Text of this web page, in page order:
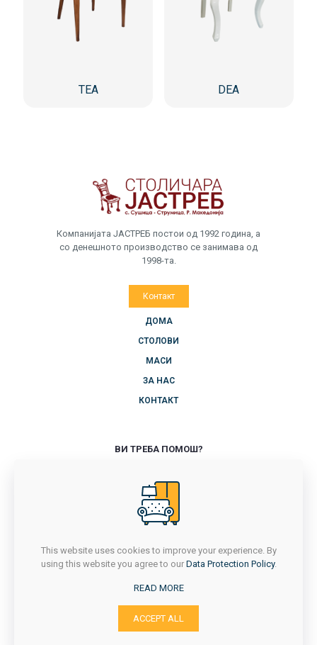
TEA DEA
Компанијата ЈАСТРЕБ постои од 1992 година, а
со денешното производство се занимава од
1998-та.
Контакт
ДОМА
СТОЛОВИ
МАСИ
ЗА НАС
КОНТАКТ
ВИ ТРЕБА ПОМОШ?
ПОНЕДЕЛНИК-ПЕТОК
7Ч - 16Ч
НЕДЕЛА
с. Сушица, Струмица
Email: stolicara_jastreb@yahoo.com
This website uses cookies to improve your experience. By
using this website you agree to our Data Protection Policy.
READ MORE
ACCEPT ALL